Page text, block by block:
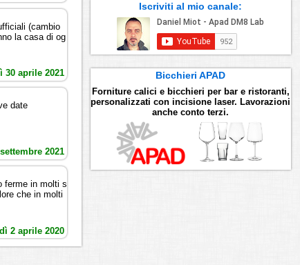
(cambio
la casa di og
30 aprile 2021
date
2021
ferme in molti s
che in molti
2 aprile 2020
Iscriviti al mio canale:
Bicchieri APAD
Forniture calici e bicchieri per bar e ristoranti,
personalizzati con incisione laser. Lavorazioni
anche conto terzi.